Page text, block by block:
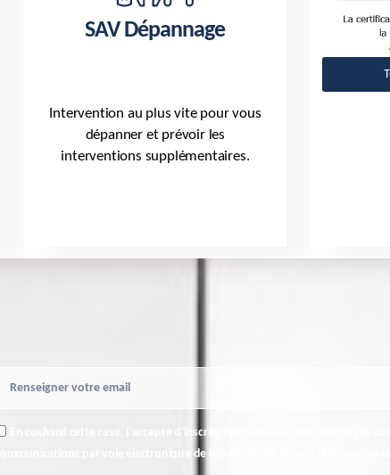
SAV Dépannage
Intervention au plus vite pour vous
dépanner et prévoir les
interventions supplémentaires.
En cochant cette case, j'accepte d'inscrire mon adresse email sur ce site
communications par voie électronique de la part de GAI France et de ses